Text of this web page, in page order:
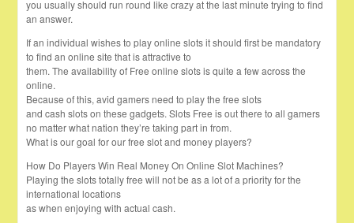
you usually should run round like crazy at the last minute trying to find
an answer.
If an individual wishes to play online slots it should first be mandatory
to find an online site that is attractive to
them. The availability of Free online slots is quite a few across the
online.
Because of this, avid gamers need to play the free slots
and cash slots on these gadgets. Slots Free is out there to all gamers
no matter what nation they’re taking part in from.
What is our goal for our free slot and money players?
How Do Players Win Real Money On Online Slot Machines?
Playing the slots totally free will not be as a lot of a priority for the
international locations
as when enjoying with actual cash.